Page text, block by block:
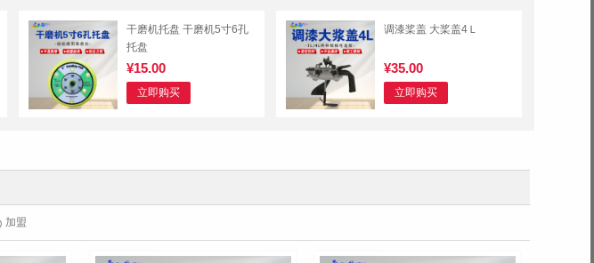
干磨机托盘 干磨机5寸6孔
托盘
¥15.00
立即购买
调漆桨盖 大桨盖4Ｌ
¥35.00
立即购买
加盟